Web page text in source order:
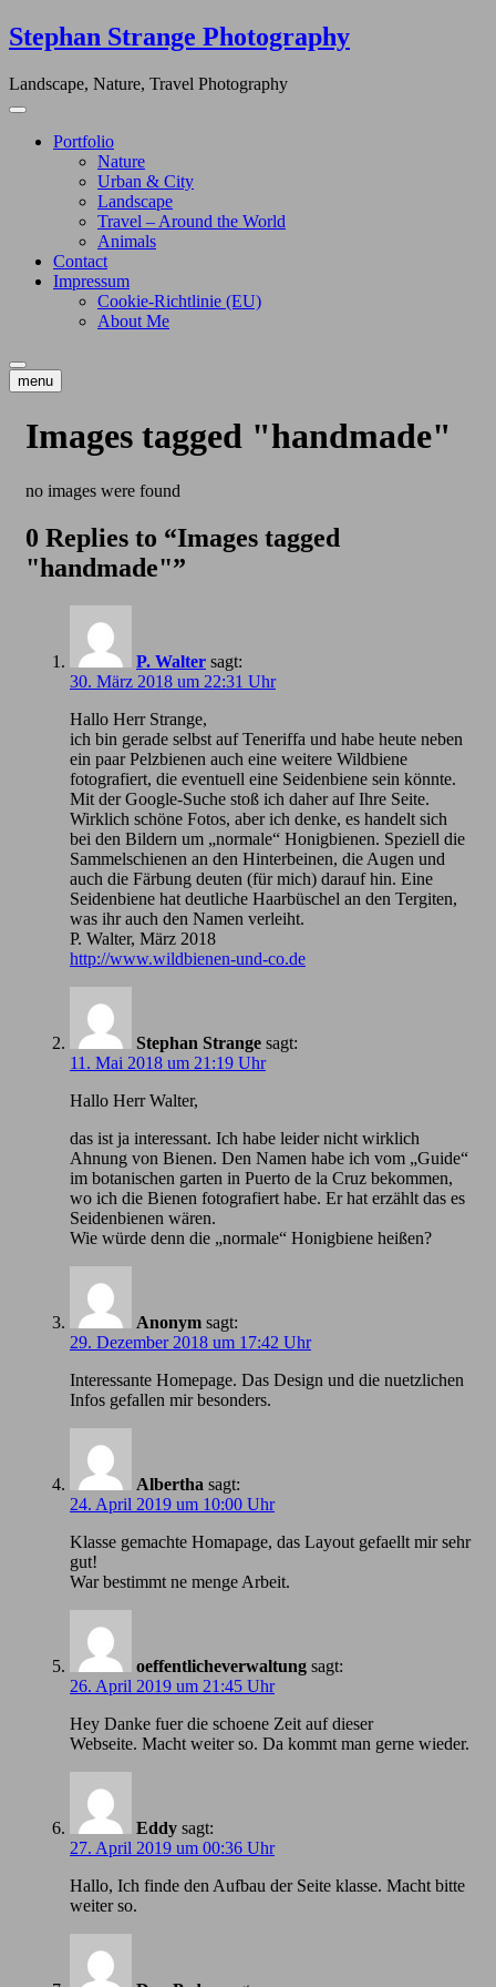
Skip
to
Stephan Strange Photography
Landscape, Nature, Travel Photography
Portfolio
Nature
Urban & City
Landscape
Travel – Around the World
Animals
Contact
Impressum
Cookie-Richtlinie (EU)
About Me
menu
Images tagged "handmade"
no images were found
0 Replies to “Images tagged
"handmade"”
P. Walter sagt:
30. März 2018 um 22:31 Uhr
Hallo Herr Strange,
ich bin gerade selbst auf Teneriffa und habe heute neben
ein paar Pelzbienen auch eine weitere Wildbiene
fotografiert, die eventuell eine Seidenbiene sein könnte.
Mit der Google-Suche stoß ich daher auf Ihre Seite.
Wirklich schöne Fotos, aber ich denke, es handelt sich
bei den Bildern um „normale“ Honigbienen. Speziell die
Sammelschienen an den Hinterbeinen, die Augen und
auch die Färbung deuten (für mich) darauf hin. Eine
Seidenbiene hat deutliche Haarbüschel an den Tergiten,
was ihr auch den Namen verleiht.
P. Walter, März 2018
http://www.wildbienen-und-co.de
Stephan Strange sagt:
11. Mai 2018 um 21:19 Uhr
Hallo Herr Walter,
das ist ja interessant. Ich habe leider nicht wirklich
Ahnung von Bienen. Den Namen habe ich vom „Guide“
im botanischen garten in Puerto de la Cruz bekommen,
wo ich die Bienen fotografiert habe. Er hat erzählt das es
Seidenbienen wären.
Wie würde denn die „normale“ Honigbiene heißen?
Anonym sagt:
29. Dezember 2018 um 17:42 Uhr
Іnteressante Homepage. Das Design und die nuetzlichen
Infos gefallen mir besonders.
Albertha sagt:
24. April 2019 um 10:00 Uhr
Klasse gemachte Homapage, das Layout gefaellt mir sehr
gut!
War bestimmt ne menge Arbeit.
oeffentlicheverwaltung sagt:
26. April 2019 um 21:45 Uhr
Hey Danke fuer die schoene Zeit auf dieser
Webseite. Macht weiter so. Da kommt man gerne wieder.
Eddy sagt:
27. April 2019 um 00:36 Uhr
Hallo, Ich finde den Aufbau der Seite klasse. Macht bitte
weiter so.